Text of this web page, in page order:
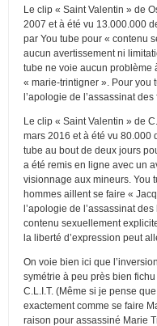
Le clip « Saint Valentin » de
2007 et à été vu 13.000.000
par You tube pour « contenu
aucun avertissement ni
tube ne voie aucun problème
« marie-trintigner ». Pour you
l’apologie de l’assassinat des
Le clip « Saint Valentin » de
mars 2016 et à été vu 80.000
tube au bout de deux jours
a été remis en ligne avec un
visionnage aux mineurs. You
hommes aillent se faire «
l’apologie de l’assassinat
contenu sexuellement
la liberté d’expression peut
On voie bien ici que
symétrie à peu près bien
C.L.I.T. (Même si je pense
exactement comme se faire
raison pour assassiné Marie